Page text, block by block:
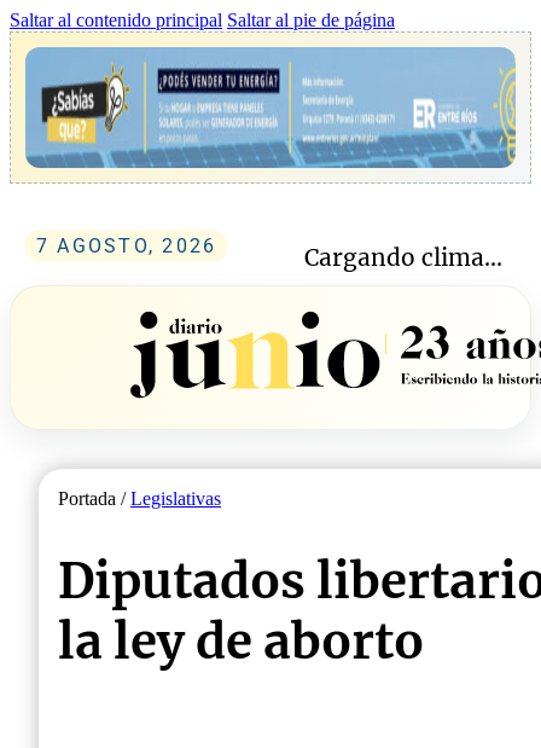
Saltar al contenido principal Saltar al pie de página
7 AGOSTO, 2026 Cargando clima...
Portada /Legislativas
Diputados
la ley de aborto